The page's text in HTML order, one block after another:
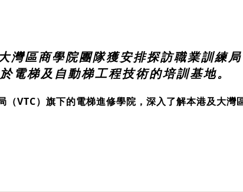
灣區商學院團隊獲安排探訪職業訓練
電梯及自動梯工程技術的培訓基地。
（VTC）旗下的電梯進修學院，深入了解本港及大